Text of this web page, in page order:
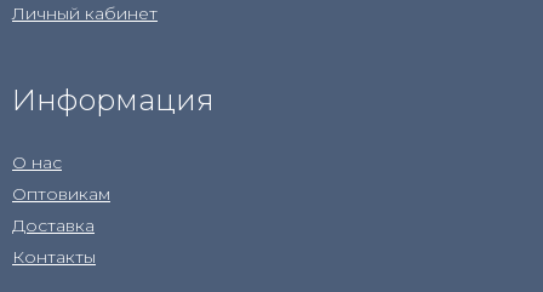
Личный кабинет
Информация
О нас
Оптовикам
Доставка
Контакты